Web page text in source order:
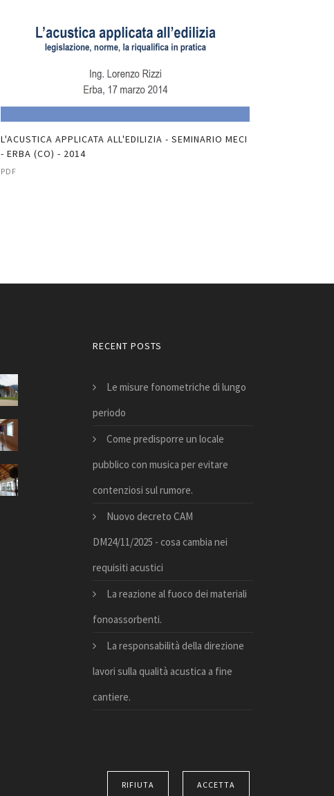
L'ACUSTICA APPLICATA ALL'EDILIZIA - SEMINARIO MECI
- ERBA (CO) - 2014
PDF
RECENT POSTS
Le misure fonometriche di lungo
periodo
Come predisporre un locale
pubblico con musica per evitare
contenziosi sul rumore.
Nuovo decreto CAM
DM24/11/2025 - cosa cambia nei
requisiti acustici
La reazione al fuoco dei materiali
fonoassorbenti.
La responsabilità della direzione
lavori sulla qualità acustica a fine
cantiere.
ACCETTA
RIFIUTA